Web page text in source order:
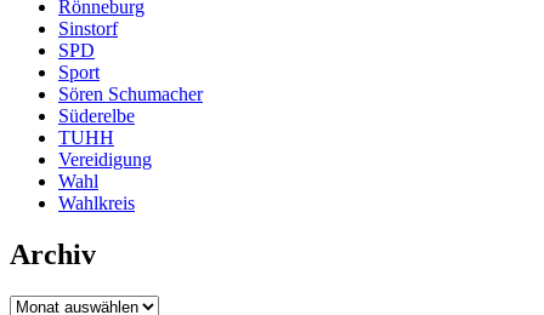
Rönneburg
Sinstorf
SPD
Sport
Sören Schumacher
Süderelbe
TUHH
Vereidigung
Wahl
Wahlkreis
Archiv
Archiv